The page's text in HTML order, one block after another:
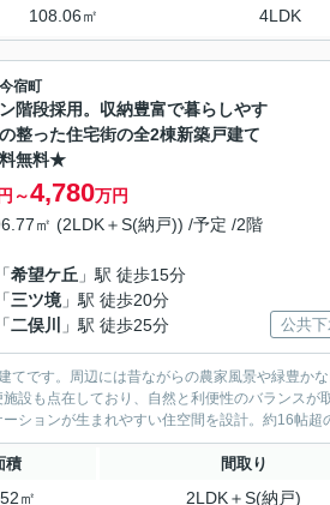
108.06㎡ 4LDK
今宿町
階段採用。収納豊富で暮らしやす
整った住宅街の全2棟新築戸建て
無料★
～4,780万円
㎡ (2LDK＋S(納戸)) /予定 /2階
「希望ケ丘 」駅 徒歩15分
「三ツ境」駅 徒歩20分
「二俣川 」駅 徒歩25分 公共下
てです。周辺には昔ながらの農家風景や緑豊か
おり、自然と利便性のバランスが取れたエリアです。 建物
ションが生まれやすい住空間を設計。約16帖超
積 間取り
㎡ 2LDK＋S(納戸)